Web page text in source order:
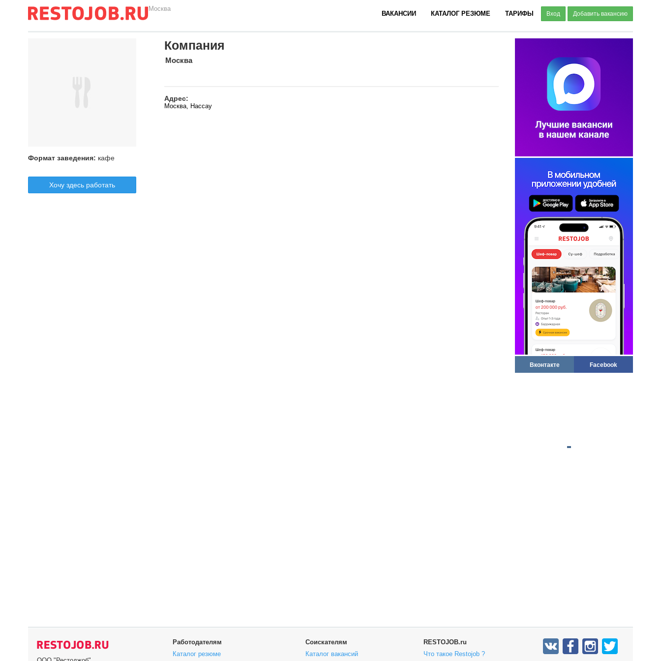
Москва
ВАКАНСИИ КАТАЛОГ РЕЗЮМЕ ТАРИФЫ Вход Добавить вакансию
Вконтакте Facebook
Компания
Москва
Адрес:
Москва, Нассау
Формат заведения: кафе
Хочу здесь работать
Работодателям
Каталог резюме
Соискателям
Каталог вакансий
RESTOJOB.ru
Что такое Restojob ?